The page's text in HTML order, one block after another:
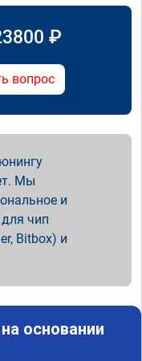
₽
вопрос
Мы
и
чип
Bitbox) и
основании